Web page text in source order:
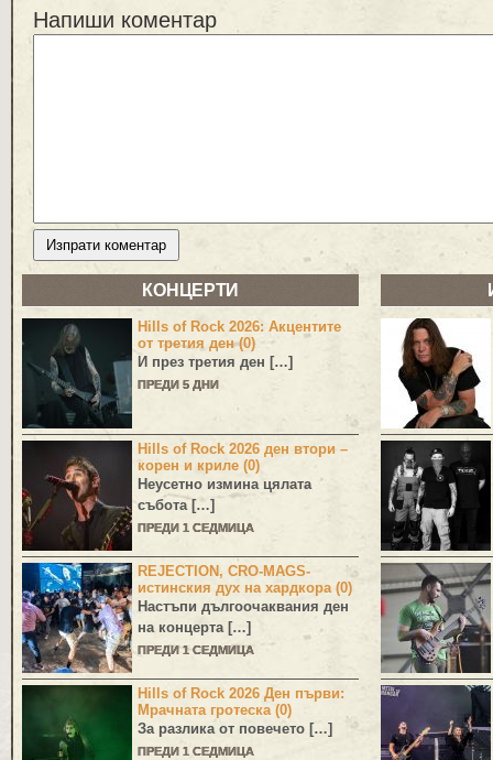
Напиши коментар
КОНЦЕРТИ
Hills of Rock 2026: Акцентите
от третия ден (0)
И през третия ден […]
ПРЕДИ 5 ДНИ
Hills of Rock 2026 ден втори –
корен и криле (0)
Неусетно измина цялата
събота […]
ПРЕДИ 1 СЕДМИЦА
REJECTION, CRO-MAGS-
истинския дух на хардкора (0)
Настъпи дългоочаквания ден
на концерта […]
ПРЕДИ 1 СЕДМИЦА
Hills of Rock 2026 Ден първи:
Мрачната гротеска (0)
За разлика от повечето […]
ПРЕДИ 1 СЕДМИЦА